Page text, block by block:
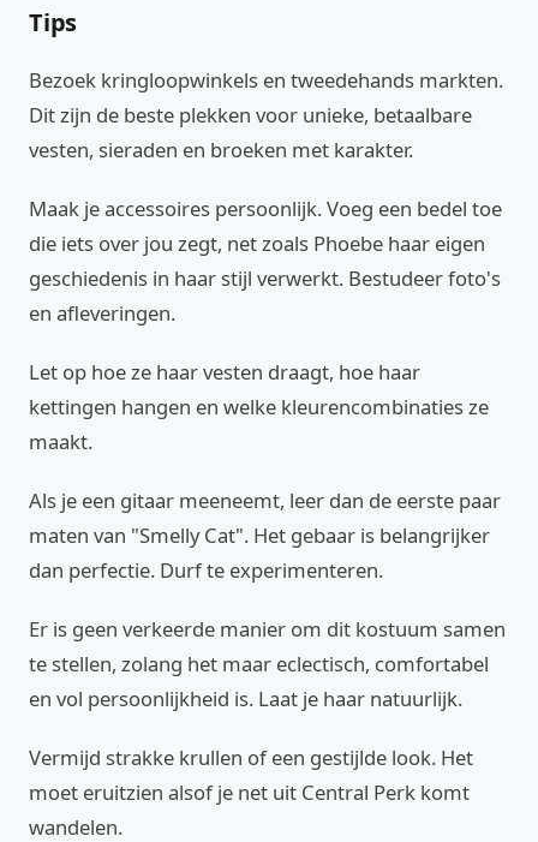
Tips
Bezoek kringloopwinkels en tweedehands markten.
Dit zijn de beste plekken voor unieke, betaalbare
vesten, sieraden en broeken met karakter.
Maak je accessoires persoonlijk. Voeg een bedel toe
die iets over jou zegt, net zoals Phoebe haar eigen
geschiedenis in haar stijl verwerkt. Bestudeer foto's
en afleveringen.
Let op hoe ze haar vesten draagt, hoe haar
kettingen hangen en welke kleurencombinaties ze
maakt.
Als je een gitaar meeneemt, leer dan de eerste paar
maten van "Smelly Cat". Het gebaar is belangrijker
dan perfectie. Durf te experimenteren.
Er is geen verkeerde manier om dit kostuum samen
te stellen, zolang het maar eclectisch, comfortabel
en vol persoonlijkheid is. Laat je haar natuurlijk.
Vermijd strakke krullen of een gestijlde look. Het
moet eruitzien alsof je net uit Central Perk komt
wandelen.